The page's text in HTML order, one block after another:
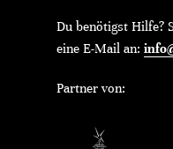
Du benötigst Hilfe?
eine E-Mail an:
Partner von: